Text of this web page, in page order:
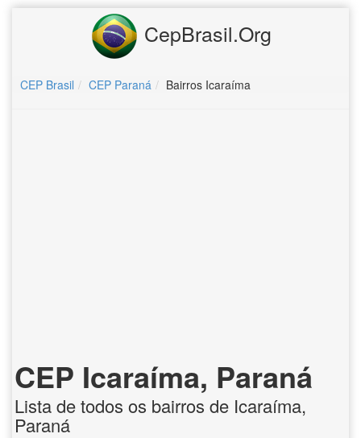
CepBrasil.Org
CEP Brasil CEP Paraná Bairros Icaraíma
CEP Icaraíma, Paraná
Lista de todos os bairros de Icaraíma,
Paraná